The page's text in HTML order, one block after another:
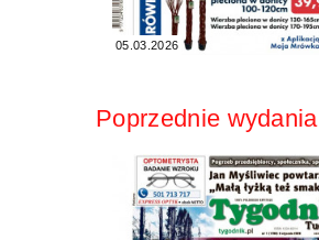
05.03.2026
Poprzednie wydania